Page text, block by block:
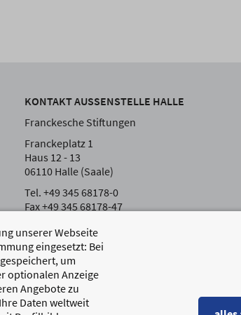
unserer Webseite
eingesetzt: Bei
um
optionalen Anzeige
Angebote zu
Daten weltweit
KONTAKT AUSSENSTELLE HALLE
Franckesche Stiftungen
Franckeplatz 1
Haus 12 - 13
06110 Halle (Saale)
Tel. +49 345 68178-0
Fax +49 345 68178-47